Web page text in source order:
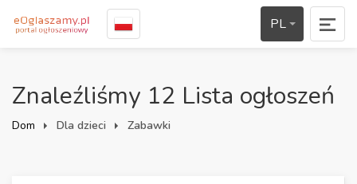
PL
Znaleźliśmy 12 Lista ogłoszeń
Dom Dla dzieci Zabawki